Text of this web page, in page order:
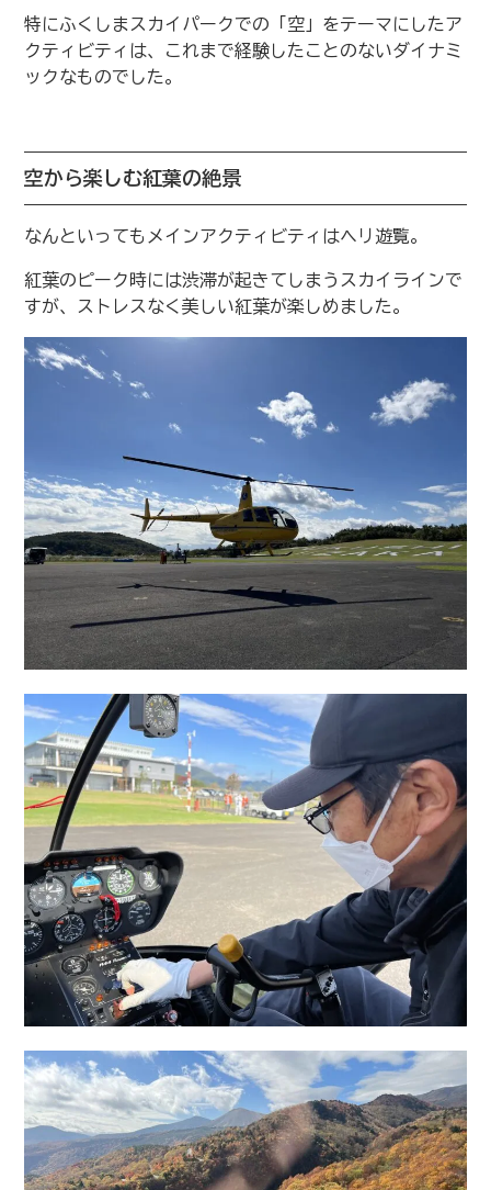
特にふくしまスカイパークでの「空」をテーマにしたア
クティビティは、これまで経験したことのないダイナミ
ックなものでした。
空から楽しむ紅葉の絶景
なんといってもメインアクティビティはヘリ遊覧。
紅葉のピーク時には渋滞が起きてしまうスカイラインで
すが、ストレスなく美しい紅葉が楽しめました。